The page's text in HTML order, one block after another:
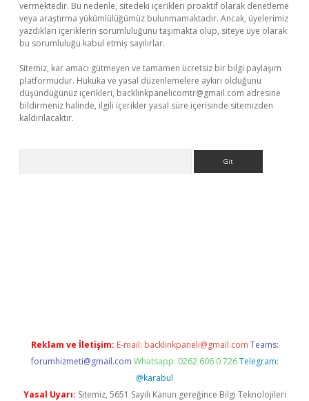
vermektedir. Bu nedenle, sitedeki içerikleri proaktif olarak denetleme
veya araştırma yükümlülüğümüz bulunmamaktadır. Ancak, üyelerimiz
yazdıkları içeriklerin sorumluluğunu taşımakta olup, siteye üye olarak
bu sorumluluğu kabul etmiş sayılırlar.
Sitemiz, kar amacı gütmeyen ve tamamen ücretsiz bir bilgi paylaşım
platformudur. Hukuka ve yasal düzenlemelere aykırı olduğunu
düşündüğünüz içerikleri, backlinkpanelicomtr@gmail.com adresine
bildirmeniz halinde, ilgili içerikler yasal süre içerisinde sitemizden
kaldırılacaktır.
Reklam ve İletişim: E-mail: backlinkpaneli@gmail.com Teams:
forumhizmeti@gmail.com Whatsapp: 0262 606 0 726 Telegram:
@karabul
Yasal Uyarı: Sitemiz, 5651 Sayılı Kanun gereğince Bilgi Teknolojileri